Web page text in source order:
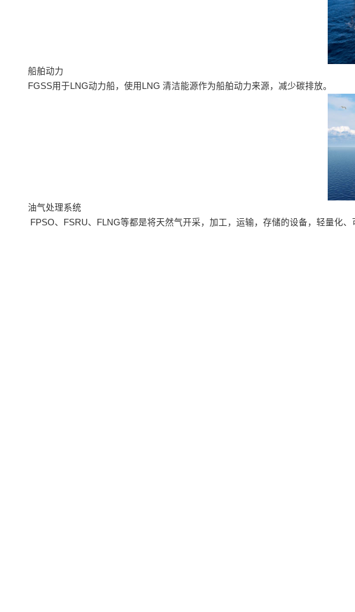
船舶动力
FGSS用于LNG动力船，使用LNG 清洁能源作为船舶动力来源，减少碳排放。
油气处理系统
FPSO、FSRU、FLNG等都是将天然气开采，加工，运输，存储的设备，轻量化、